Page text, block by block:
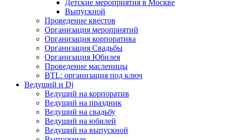
Детские мероприятия в Москве
Выпускной
Проведение квестов
Организация мероприятий
Организация корпоратива
Организация Свадьбы
Организация Юбилея
Проведение масленицы
BTL: организация под ключ
Ведущий и Dj
Ведущий на корпоратив
Ведущий на праздник
Ведущий на свадьбу
Ведущий на юбилей
Ведущий на выпускной